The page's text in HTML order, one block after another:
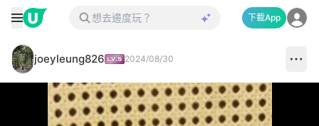
下載App
joeyleung826 2024/08/30